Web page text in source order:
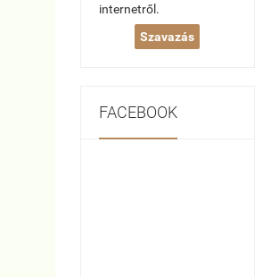
internetről.
FACEBOOK